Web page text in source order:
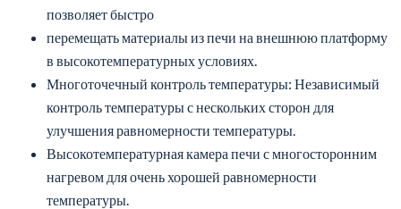
позволяет быстро
перемещать материалы из печи на внешнюю платформу
в высокотемпературных условиях.
Многоточечный контроль температуры: Независимый
контроль температуры с нескольких сторон для
улучшения равномерности температуры.
Высокотемпературная камера печи с многосторонним
нагревом для очень хорошей равномерности
температуры.